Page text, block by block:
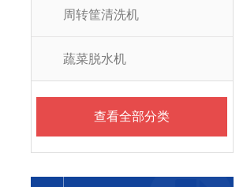
周转筐清洗机
蔬菜脱水机
查看全部分类